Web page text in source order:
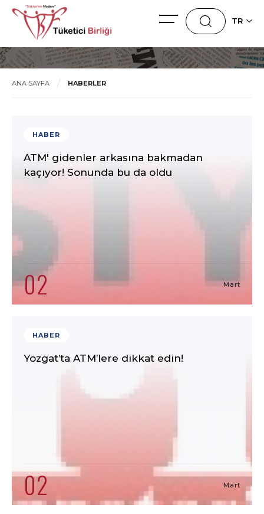
TR
HABERLER
ANA SAYFA HABERLER
HABER
ATM' gidenler arkasına bakmadan
kaçıyor! Sonunda bu da oldu
02 Mart
HABER
Yozgat’ta ATM’lere dikkat edin!
02 Mart